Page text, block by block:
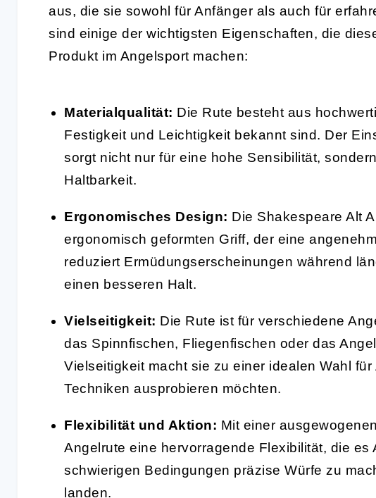
aus, die sie sowohl für Anfänger als auch für
sind einige der wichtigsten Eigenschaften, die
Produkt im Angelsport machen:
Materialqualität: Die Rute besteht aus
Festigkeit und Leichtigkeit bekannt sind. Der
sorgt nicht nur für eine hohe Sensibilität,
Haltbarkeit.
Ergonomisches Design: Die Shakespeare Alt
ergonomisch geformten Griff, der eine
reduziert Ermüdungserscheinungen während
einen besseren Halt.
Vielseitigkeit: Die Rute ist für verschiedene
das Spinnfischen, Fliegenfischen oder das
Vielseitigkeit macht sie zu einer idealen Wahl
Techniken ausprobieren möchten.
Flexibilität und Aktion: Mit einer
Angelrute eine hervorragende Flexibilität, die es
schwierigen Bedingungen präzise Würfe zu
landen.